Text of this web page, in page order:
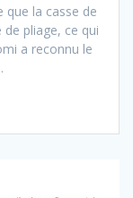
que la casse de
de pliage, ce qui
a reconnu le